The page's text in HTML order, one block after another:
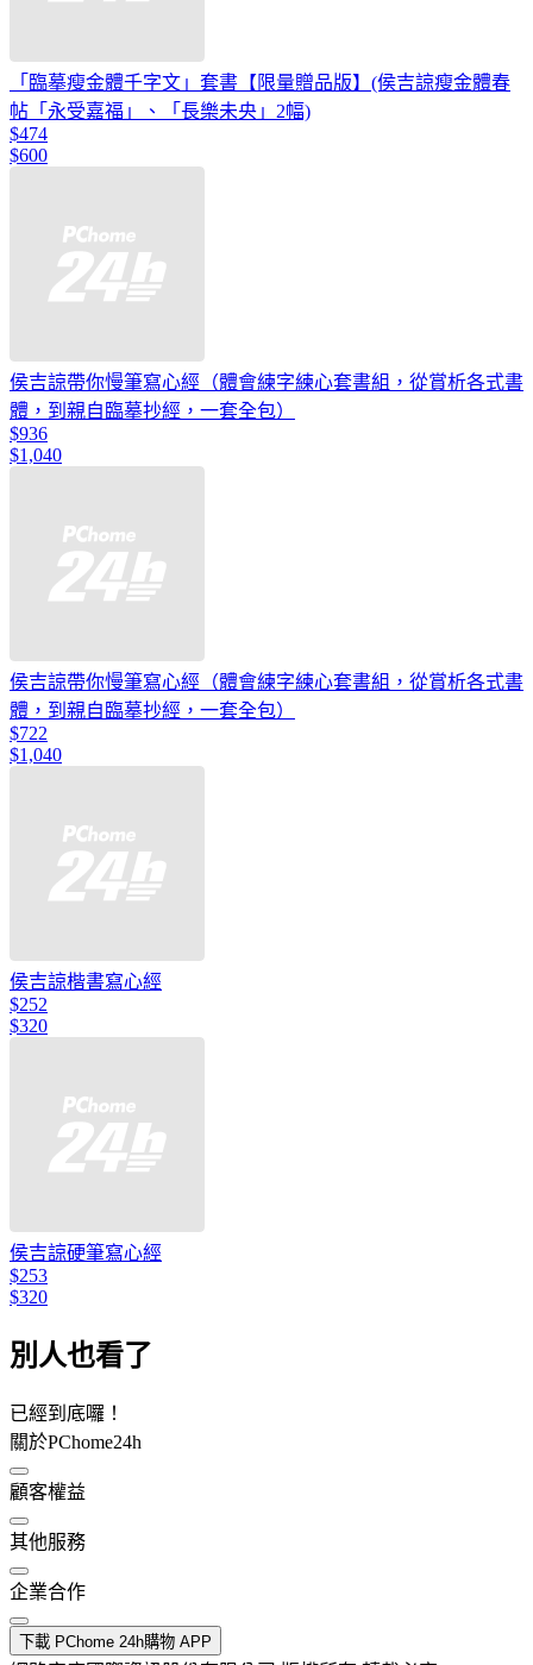
「臨摹瘦金體千字文」套書【限量贈品版】(侯吉諒瘦金體春
帖「永受嘉福」、「長樂未央」2幅)
$474
$600
侯吉諒帶你慢筆寫心經（體會練字練心套書組，從賞析各式書
體，到親自臨摹抄經，一套全包）
$936
$1,040
侯吉諒帶你慢筆寫心經（體會練字練心套書組，從賞析各式書
體，到親自臨摹抄經，一套全包）
$722
$1,040
侯吉諒楷書寫心經
$252
$320
侯吉諒硬筆寫心經
$253
$320
別人也看了
已經到底囉！
關於PChome24h
顧客權益
其他服務
企業合作
下載 PChome 24h購物 APP